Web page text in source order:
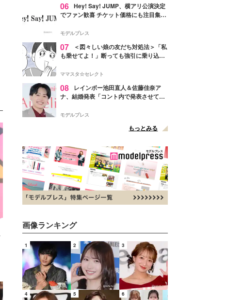
06 Hey! Say! JUMP、横アリ公演決定
でファン歓喜 チケット価格にも注目集ま
モデルプレス
07
＜図々しい娘の友だち対処法＞「私
も乗せてよ！」断っても強引に乗り込ん
ママスタ☆セレクト
08
レインボー池田直人＆佐藤佳奈ア
ナ、結婚発表「コント内で発表させてい
点変更のため
モデルプレス
もっとみる
画像ランキング
1 2 3
4 5 6